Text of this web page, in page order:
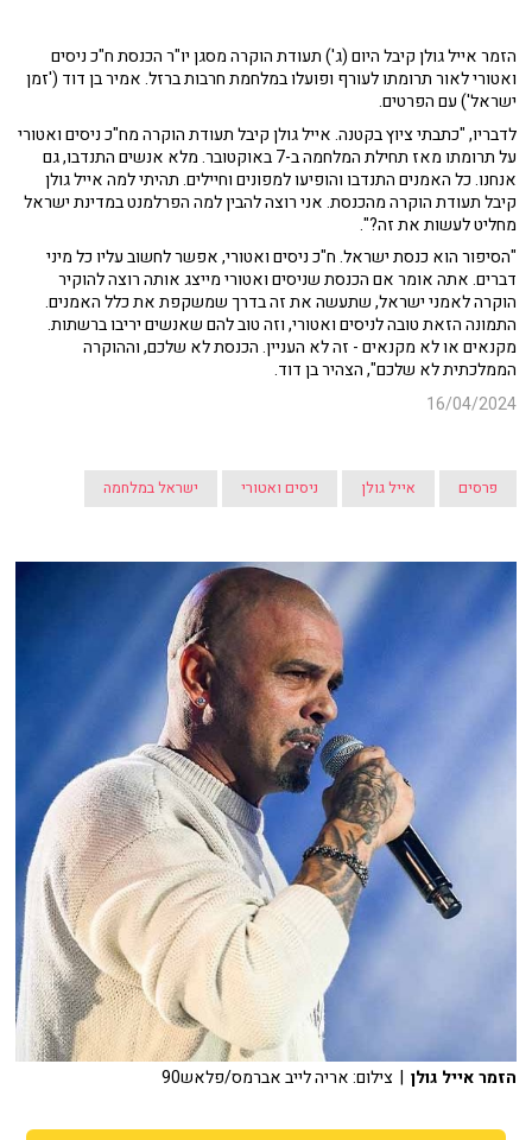
הזמר אייל גולן קיבל היום (ג') תעודת הוקרה מסגן יו"ר הכנסת ח"כ ניסים
ואטורי לאור תרומתו לעורף ופועלו במלחמת חרבות ברזל. אמיר בן דוד ('זמן
ישראל') עם הפרטים.
לדבריו, "כתבתי ציוץ בקטנה. אייל גולן קיבל תעודת הוקרה מח"כ ניסים ואטורי
על תרומתו מאז תחילת המלחמה ב-7 באוקטובר. מלא אנשים התנדבו, גם
אנחנו. כל האמנים התנדבו והופיעו למפונים וחיילים. תהיתי למה אייל גולן
קיבל תעודת הוקרה מהכנסת. אני רוצה להבין למה הפרלמנט במדינת ישראל
מחליט לעשות את זה?".
"הסיפור הוא כנסת ישראל. ח"כ ניסים ואטורי, אפשר לחשוב עליו כל מיני
דברים. אתה אומר אם הכנסת שניסים ואטורי מייצג אותה רוצה להוקיר
הוקרה לאמני ישראל, שתעשה את זה בדרך שמשקפת את כלל האמנים.
התמונה הזאת טובה לניסים ואטורי, וזה טוב להם שאנשים יריבו ברשתות.
מקנאים או לא מקנאים - זה לא העניין. הכנסת לא שלכם, וההוקרה
הממלכתית לא שלכם", הצהיר בן דוד.
16/04/2024
פרסים אייל גולן ניסים ואטורי ישראל במלחמה
הזמר אייל גולן | צילום: אריה לייב אברמס/פלאש90